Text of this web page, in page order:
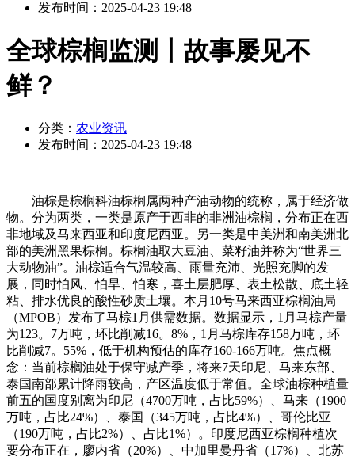
发布时间： 2025-04-23 19:48
全球棕榈监测丨故事屡见不
鲜？
分类： 农业资讯
发布时间： 2025-04-23 19:48
油棕是棕榈科油棕榈属两种产油动物的统称，属于经济做
物。分为两类，一类是原产于西非的非洲油棕榈，分布正在西
非地域及马来西亚和印度尼西亚。另一类是中美洲和南美洲北
部的美洲黑果棕榈。棕榈油取大豆油、菜籽油并称为“世界三
大动物油”。油棕适合气温较高、雨量充沛、光照充脚的发
展，同时怕风、怕旱、怕寒，喜土层肥厚、表土松散、底土轻
粘、排水优良的酸性砂质土壤。本月10号马来西亚棕榈油局
（MPOB）发布了马棕1月供需数据。数据显示，1月马棕产量
为123。7万吨，环比削减16。8%，1月马棕库存158万吨，环
比削减7。55%，低于机构预估的库存160-166万吨。焦点概
念：当前棕榈油处于保守减产季，将来7天印尼、马来东部、
泰国南部累计降雨较高，产区温度低于常值。全球油棕种植量
前五的国度别离为印尼（4700万吨，占比59%）、马来（1900
万吨，占比24%）、泰国（345万吨，占比4%）、哥伦比亚
（190万吨，占比2%）、占比1%）。印度尼西亚棕榈种植次
要分布正在，廖内省（20%）、中加里曼丹省（17%）、北苏